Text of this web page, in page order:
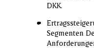
DKK.
Segmenten